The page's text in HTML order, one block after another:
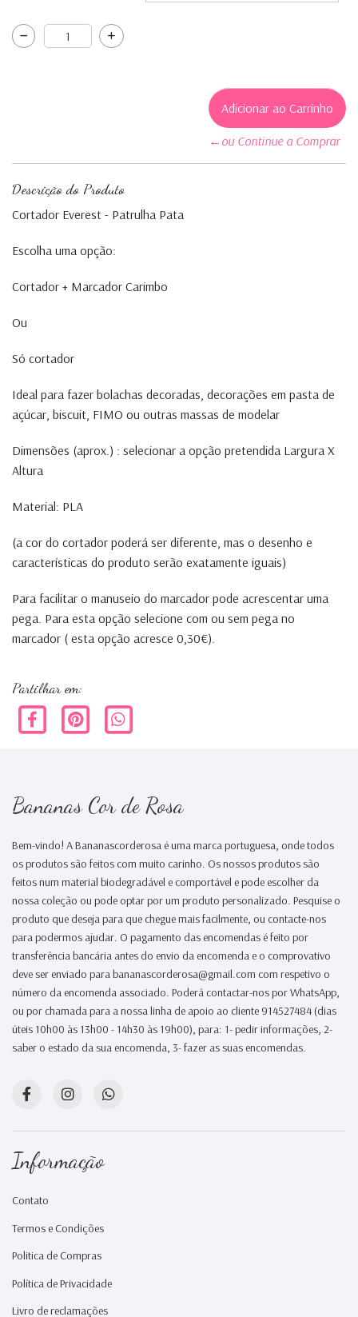
←ou Continue a Comprar
Descrição do Produto
Cortador Everest - Patrulha Pata
Escolha uma opção:
Cortador + Marcador Carimbo
Ou
Só cortador
Ideal para fazer bolachas decoradas, decorações em pasta de
açúcar, biscuit, FIMO ou outras massas de modelar
Dimensões (aprox.) : selecionar a opção pretendida Largura X
Altura
Material: PLA
(a cor do cortador poderá ser diferente, mas o desenho e
características do produto serão exatamente iguais)
Para facilitar o manuseio do marcador pode acrescentar uma
pega. Para esta opção selecione com ou sem pega no
marcador ( esta opção acresce 0,30€).
Partilhar em:
Bananas Cor de Rosa
Bem-vindo! A Bananascorderosa é uma marca portuguesa, onde todos
os produtos são feitos com muito carinho. Os nossos produtos são
feitos num material biodegradável e comportável e pode escolher da
nossa coleção ou pode optar por um produto personalizado. Pesquise o
produto que deseja para que chegue mais facilmente, ou contacte-nos
para podermos ajudar. O pagamento das encomendas é feito por
transferência bancária antes do envio da encomenda e o comprovativo
deve ser enviado para bananascorderosa@gmail.com com respetivo o
número da encomenda associado. Poderá contactar-nos por WhatsApp,
ou por chamada para a nossa linha de apoio ao cliente 914527484 (dias
úteis 10h00 às 13h00 - 14h30 às 19h00), para: 1- pedir informações, 2-
saber o estado da sua encomenda, 3- fazer as suas encomendas.
Informação
Contato
Termos e Condições
Politica de Compras
Política de Privacidade
Livro de reclamações